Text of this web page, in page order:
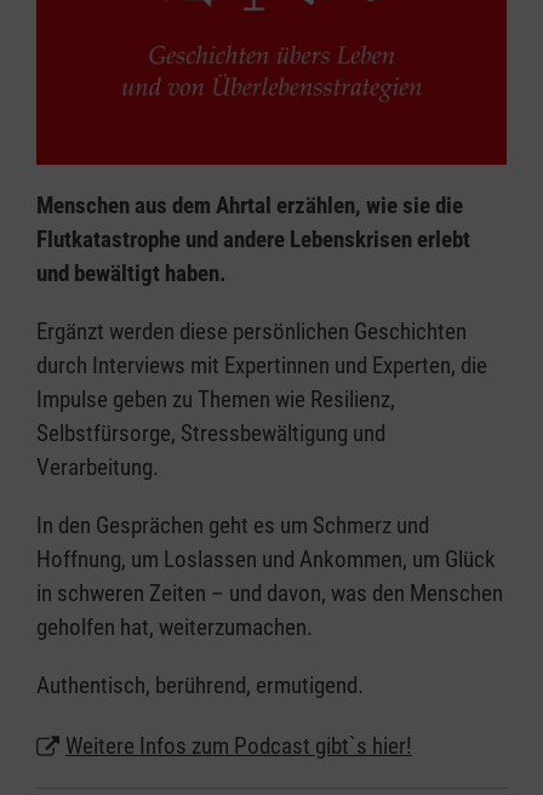
Menschen aus dem Ahrtal erzählen, wie sie die
Flutkatastrophe und andere Lebenskrisen erlebt
und bewältigt haben.
Ergänzt werden diese persönlichen Geschichten
durch Interviews mit Expertinnen und Experten, die
Impulse geben zu Themen wie Resilienz,
Selbstfürsorge, Stressbewältigung und
Verarbeitung.
In den Gesprächen geht es um Schmerz und
Hoffnung, um Loslassen und Ankommen, um Glück
in schweren Zeiten – und davon, was den Menschen
geholfen hat, weiterzumachen.
Authentisch, berührend, ermutigend.
Weitere Infos zum Podcast gibt`s hier!